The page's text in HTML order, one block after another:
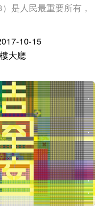
是人民最重要所有，
10-15
大廳